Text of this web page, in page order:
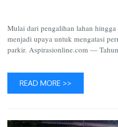
Mulai dari pengalihan lahan hingga
menjadi upaya untuk mengatasi
parkir. Aspirasionline.com —
READ MORE >>